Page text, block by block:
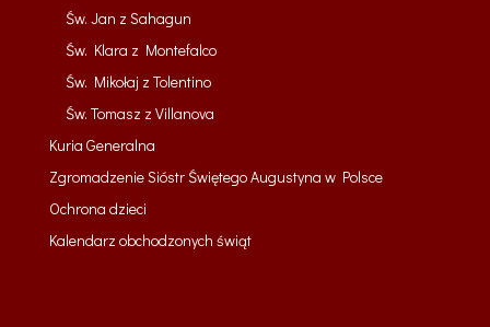
Św. Jan z Sahagun
Św. Klara z Montefalco
Św. Mikołaj z Tolentino
Św. Tomasz z Villanova
Kuria Generalna
Zgromadzenie Sióstr Świętego Augustyna w Polsce
Ochrona dzieci
Kalendarz obchodzonych świąt